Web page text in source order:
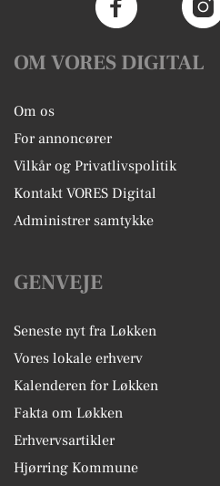
OM VORES DIGITAL
Om os
For annoncører
Vilkår og Privatlivspolitik
Kontakt VORES Digital
Administrer samtykke
GENVEJE
Seneste nyt fra Løkken
Vores lokale erhverv
Kalenderen for Løkken
Fakta om Løkken
Erhvervsartikler
Hjørring Kommune